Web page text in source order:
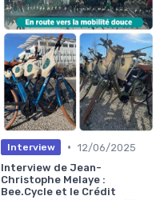
Interview • 12/06/2025
Interview de Jean-
Christophe Melaye :
Bee.Cycle et le Crédit